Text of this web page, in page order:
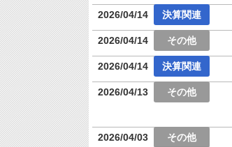
2026/04/14
2026/04/14
2026/04/14
2026/04/13
2026/04/03